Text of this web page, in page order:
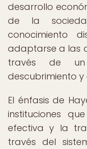
desarrollo
de la
conocimiento
adaptarse a las
través de
descubrimiento y
El énfasis de
instituciones
efectiva y la
través del